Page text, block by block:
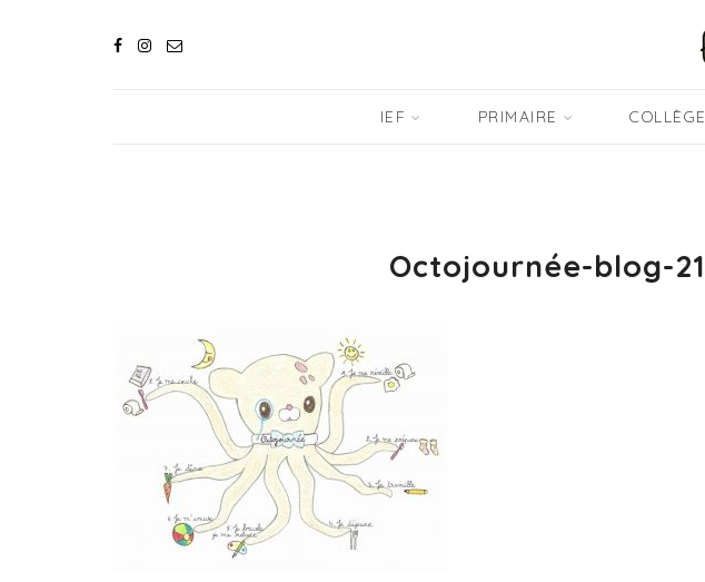
IEF PRIMAIRE COLLÈGE
Octojournée-blog-21